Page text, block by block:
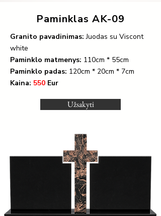
Paminklas AK-09
Granito pavadinimas:Juodas su Viscont
white
Paminklo matmenys: 110cm * 55cm
Paminklo padas: 120cm * 20cm * 7cm
Kaina: 550 Eur
Užsakyti